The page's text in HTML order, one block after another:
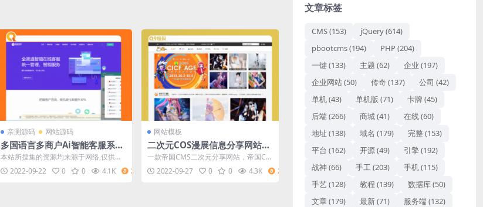
亲测源码 网站源码
多国语言多商户Ai智能客服系统
源码_智能在线客服系统_支持多
国语言
本站所搜集的资源均来源于网络,仅供学
习研究代码使用,请勿商用本站所有资源
均免费下...
2022-09-22 0 0 4.1K 2
网站模板
二次元COS漫展信息分享网站源
码 帝国CMS模板
一款帝国CMS二次元分享网站，帝国CM
S7.5版本开发，UTF-8编码。网站模板
2022-09-27 0 0 4.3K 2
文章标签
CMS(153) jQuery(614)
pbootcms(194) PHP(204)
一键(133) 主题 (62) 企业 (197)
企业网站(50) 传奇(137) 公司 (42)
单机(43) 单机版 (71) 卡牌 (45)
后端(266) 商城(41) 在线(60)
地址 (138) 域名 (179) 完整(153)
平台 (162) 开源(49) 引擎(192)
战神 (66) 手工(203) 手机(115)
手艺(128) 教程 (139) 数据库(50)
文章 (179) 最新 (71) 服务端(132)